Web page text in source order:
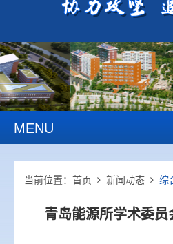
MENU
当前位置： 首页 新闻动态 综
青岛能源所学术委